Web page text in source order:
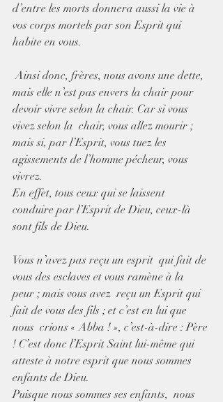
d’entre les morts donnera aussi la vie à
vos corps mortels par son Esprit qui
habite en vous.
Ainsi donc, frères, nous avons une dette,
mais elle n’est pas envers la chair pour
devoir vivre selon la chair. Car si vous
vivez selon la  chair, vous allez mourir ;
mais si, par l’Esprit, vous tuez les
agissements de l’homme pécheur, vous
vivrez.
En effet, tous ceux qui se laissent
conduire par l’Esprit de Dieu, ceux-là
sont fils de Dieu.
Vous n’avez pas reçu un esprit  qui fait de
vous des esclaves et vous ramène à la
peur ; mais vous avez  reçu un Esprit qui
fait de vous des fils ; et c’est en lui que
nous  crions « Abba ! », c’est-à-dire : Père
! C’est donc l’Esprit Saint lui-même qui
atteste à notre esprit que nous sommes
enfants de Dieu.
Puisque nous sommes ses enfants,  nous